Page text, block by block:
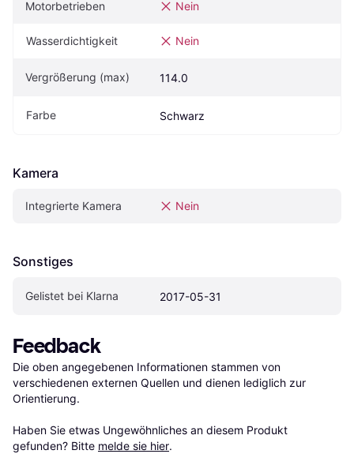
Motorbetrieben Nein
Wasserdichtigkeit Nein
Vergrößerung (max) 114.0
Farbe Schwarz
Kamera
Integrierte Kamera Nein
Sonstiges
Gelistet bei Klarna 2017-05-31
Feedback
Die oben angegebenen Informationen stammen von
verschiedenen externen Quellen und dienen lediglich zur
Orientierung.
Haben Sie etwas Ungewöhnliches an diesem Produkt
gefunden? Bitte melde sie hier.